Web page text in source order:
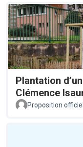
Plantation
Clémence
Proposition